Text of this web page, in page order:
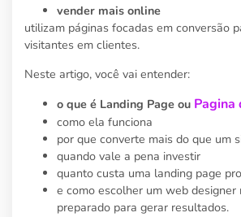
vender mais online
utilizam páginas focadas em conversão
visitantes em clientes.
Neste artigo, você vai entender:
o que é Landing Page ou Pagina
como ela funciona
por que converte mais do que um
quando vale a pena investir
quanto custa uma landing page
e como escolher um web designer
preparado para gerar resultados.